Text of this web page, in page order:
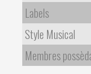
Labels
Style Musical
Membres